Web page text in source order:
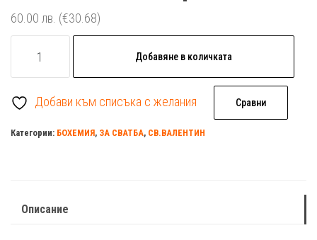
60.00 лв. (€30.68)
-
Добавяне в количката
Добави към списъка с желания Сравни
Категории: БОХЕМИЯ, ЗА СВАТБА, СВ.ВАЛЕНТИН
Описание